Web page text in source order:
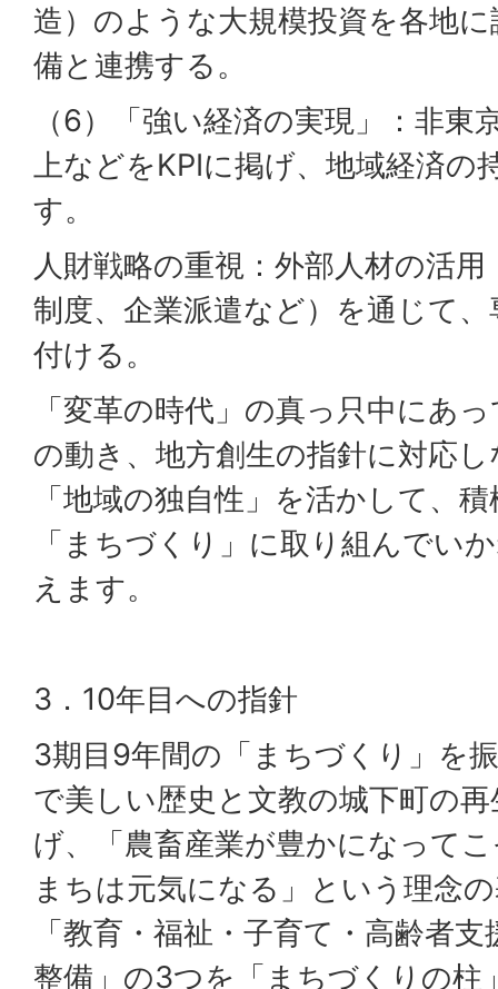
造）のような大規模投資を各地
備と連携する。
（6）「強い経済の実現」：非東
上などをKPIに掲げ、地域経済の
す。
人財戦略の重視：外部人材の活
制度、企業派遣など）を通じて
付ける。
「変革の時代」の真っ只中にあ
の動き、地方創生の指針に対応
「地域の独自性」を活かして、
「まちづくり」に取り組んでい
えます。
3．10年目への指針
3期目9年間の「まちづくり」を
で美しい歴史と文教の城下町の
げ、「農畜産業が豊かになって
まちは元気になる」という理念
「教育・福祉・子育て・高齢者
整備」の3つを「まちづくりの柱